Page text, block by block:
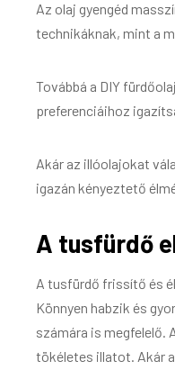
Az olaj gyengéd
technikáknak, mint a
Továbbá a DIY
preferenciáihoz
Akár az illóolajokat
igazán kényeztető
A tusfürdő
A tusfürdő frissítő és
Könnyen habzik és
számára is megfelelő.
tökéletes illatot. Akár